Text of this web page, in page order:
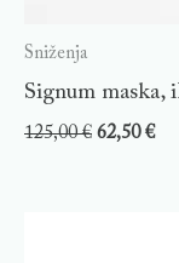
Sniženja
Signum maska,
125,00€ 62,50€